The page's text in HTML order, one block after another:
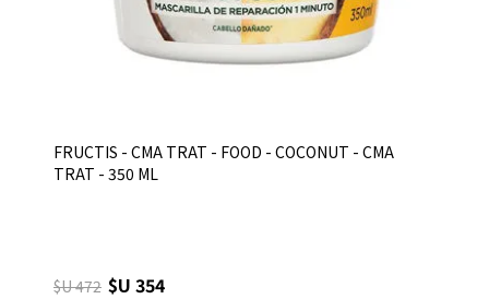
FRUCTIS - CMA TRAT - FOOD - COCONUT - CMA
TRAT - 350 ML
$U 472 $U 354